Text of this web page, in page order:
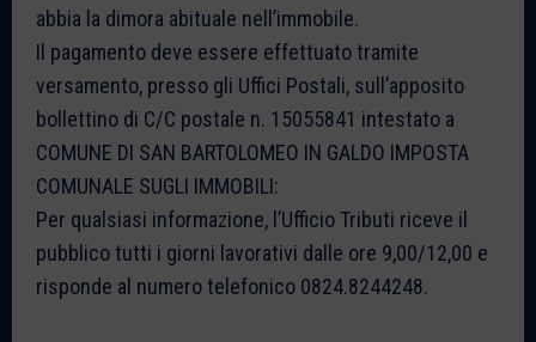
abbia la dimora abituale nell’immobile.
Il pagamento deve essere effettuato tramite
versamento, presso gli Uffici Postali, sull’apposito
bollettino di C/C postale n. 15055841 intestato a
COMUNE DI SAN BARTOLOMEO IN GALDO IMPOSTA
COMUNALE SUGLI IMMOBILI:
Per qualsiasi informazione, l’Ufficio Tributi riceve il
pubblico tutti i giorni lavorativi dalle ore 9,00/12,00 e
risponde al numero telefonico 0824.8244248.